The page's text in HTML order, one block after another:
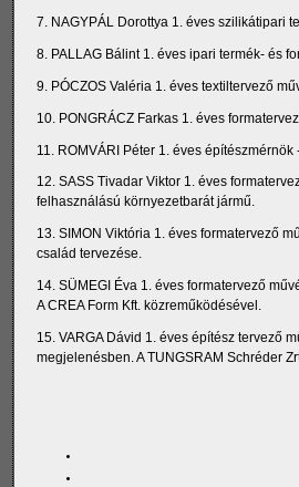
7. NAGYPÁL Dorottya 1. éves szilikátipari
8. PALLAG Bálint 1. éves ipari termék- és
9. PÓCZOS Valéria 1. éves textiltervező
10. PONGRÁCZ Farkas 1. éves
11. ROMVÁRI Péter 1. éves
12. SASS Tivadar Viktor 1. éves
felhasználású környezetbarát jármű.
13. SIMON Viktória 1. éves formatervező
család tervezése.
14. SÜMEGI Éva 1. éves formatervező
A CREA Form Kft. közreműködésével.
15. VARGA Dávid 1. éves építész tervező
megjelenésben. A TUNGSRAM Schréder